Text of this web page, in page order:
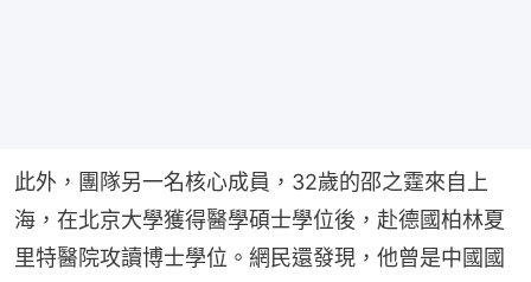
此外，團隊另一名核心成員，32歲的邵之霆來自上
海，在北京大學獲得醫學碩士學位後，赴德國柏林夏
里特醫院攻讀博士學位。網民還發現，他曾是中國國